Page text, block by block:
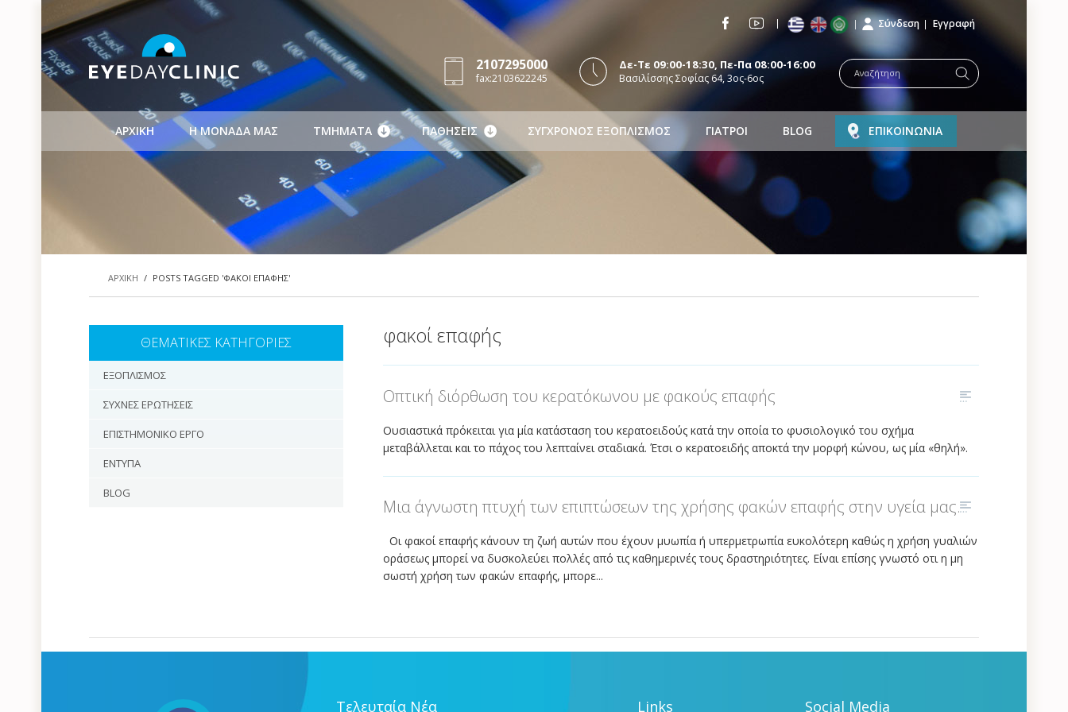
Εγγραφή
Σύνδεση
Δε-Τε 09:00-18:30, Πε-Πα 08:00-16:00
Βασιλίσσης Σοφίας 64, 3ος-6ος
2107295000
fax:2103622245
ΑΡΧΙΚΗ Η ΜΟΝΑΔΑ ΜΑΣ ΤΜΗΜΑΤΑ ΠΑΘΗΣΕΙΣ ΣΥΓΧΡΟΝΟΣ ΕΞΟΠΛΙΣΜΟΣ ΓΙΑΤΡΟΙ BLOG ΕΠΙΚΟΙΝΩΝΙΑ
ΑΡΧΙΚΗ / POSTS TAGGED 'ΦΑΚΟΙ ΕΠΑΦΗΣ'
ΘΕΜΑΤΙΚΕΣ ΚΑΤΗΓΟΡΙΕΣ
ΕΞΟΠΛΙΣΜΟΣ
ΣΥΧΝΕΣ ΕΡΩΤΗΣΕΙΣ
ΕΠΙΣΤΗΜΟΝΙΚΟ ΕΡΓΟ
ΕΝΤΥΠΑ
BLOG
φακοί επαφής
Οπτική διόρθωση του κερατόκωνου με φακούς επαφής
Ουσιαστικά πρόκειται για μία κατάσταση του κερατοειδούς κατά την οποία το φυσιολογικό του σχήμα
μεταβάλλεται και το πάχος του λεπταίνει σταδιακά. Έτσι ο κερατοειδής αποκτά την μορφή κώνου, ως μία «θηλή».
Μια άγνωστη πτυχή των επιπτώσεων της χρήσης φακών επαφής στην υγεία μας.
Οι φακοί επαφής κάνουν τη ζωή αυτών που έχουν μυωπία ή υπερμετρωπία ευκολότερη καθώς η χρήση γυαλιών
οράσεως μπορεί να δυσκολεύει πολλές από τις καθημερινές τους δραστηριότητες. Είναι επίσης γνωστό οτι η μη
σωστή χρήση των φακών επαφής, μπορε...
Τελευταία Νέα Links Social Media